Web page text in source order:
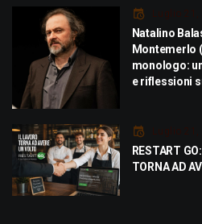
Luglio 21,
Natalino
Montemerlo
monologo:
e riflessioni
Luglio 21,
RESTART
TORNA AD